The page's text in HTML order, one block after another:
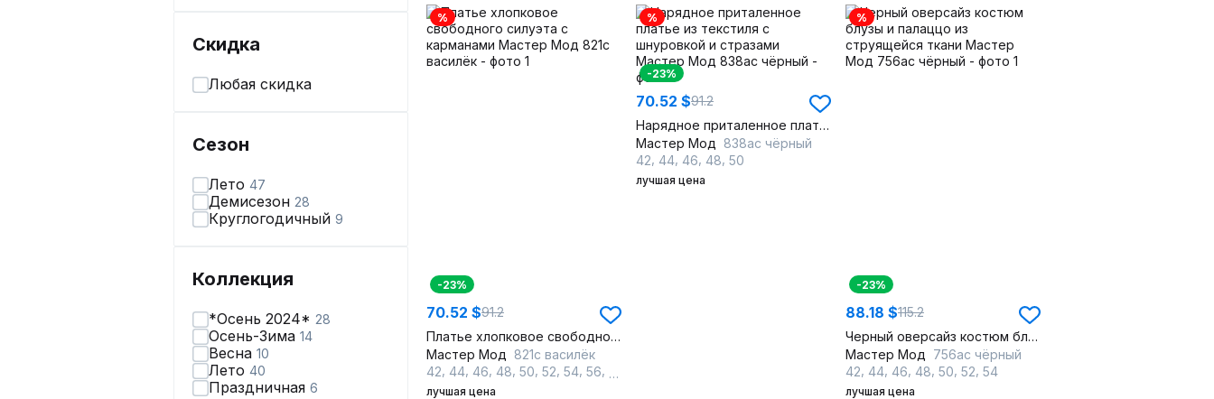
Скидка
Любая скидка
Сезон
Лето 47
Демисезон 28
Круглогодичный 9
Коллекция
*Осень 2024* 28
Осень-Зима 14
Весна 10
Лето 40
Праздничная 6
%
-23%
70.52 $91.2
Платье хлопковое свободного силуэта с карманами
Мастер Мод 821с василёк
42 44 46 48 50 52 54 56
лучшая цена
%
-23%
70.52 $91.2
Нарядное приталенное платье из текстиля с шнуровкой и стразами
Мастер Мод 838ас чёрный
42 44 46 48 50
лучшая цена
%
-23%
88.18 $115.2
Черный оверсайз костюм блузы и палаццо из струящейся ткани
Мастер Мод 756ас чёрный
42 44 46 48 50 52 54
лучшая цена